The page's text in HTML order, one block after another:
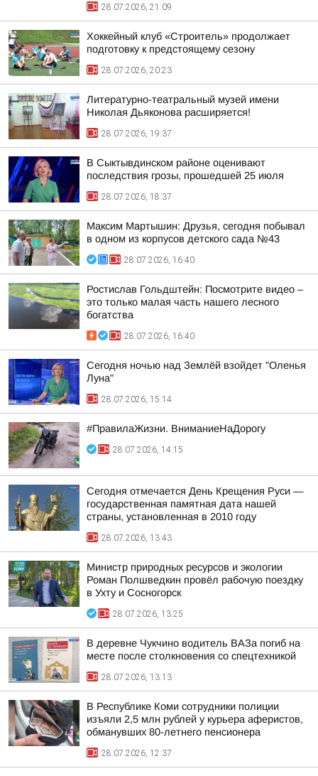
28.07.2026, 21:09
Хоккейный клуб «Строитель» продолжает
подготовку к предстоящему сезону
28.07.2026, 20:23
Литературно-театральный музей имени
Николая Дьяконова расширяется!
28.07.2026, 19:37
В Сыктывдинском районе оценивают
последствия грозы, прошедшей 25 июля
28.07.2026, 18:37
Максим Мартышин: Друзья, сегодня побывал
в одном из корпусов детского сада №43
28.07.2026, 16:40
Ростислав Гольдштейн: Посмотрите видео –
это только малая часть нашего лесного
богатства
28.07.2026, 16:40
Сегодня ночью над Землёй взойдет "Оленья
Луна"
28.07.2026, 15:14
#ПравилаЖизни. ВниманиеНаДорогу
28.07.2026, 14:15
Сегодня отмечается День Крещения Руси —
государственная памятная дата нашей
страны, установленная в 2010 году
28.07.2026, 13:43
Министр природных ресурсов и экологии
Роман Полшведкин провёл рабочую поездку
в Ухту и Сосногорск
28.07.2026, 13:25
В деревне Чукчино водитель ВАЗа погиб на
месте после столкновения со спецтехникой
28.07.2026, 13:13
В Республике Коми сотрудники полиции
изъяли 2,5 млн рублей у курьера аферистов,
обманувших 80-летнего пенсионера
28.07.2026, 12:37